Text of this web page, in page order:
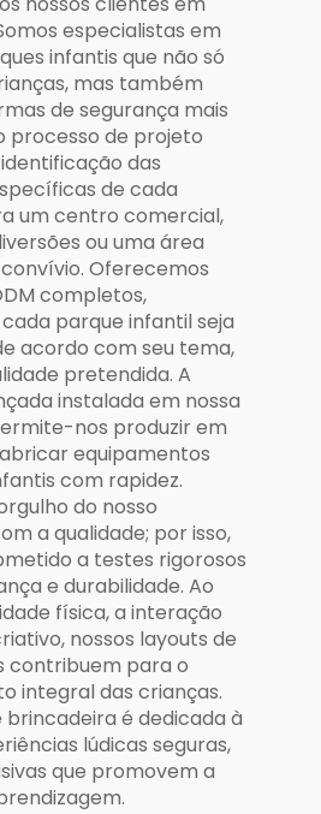
especialistas em
infantis que não só
mas também
de segurança mais
processo de projeto
das
de cada
um centro comercial,
ou uma área
Oferecemos
completos,
parque infantil seja
acordo com seu tema,
pretendida. A
instalada em nossa
nos produzir em
equipamentos
com rapidez.
do nosso
a qualidade; por isso,
a testes rigorosos
e durabilidade. Ao
física, a interação
nossos layouts de
contribuem para o
integral das crianças.
brincadeira é dedicada à
lúdicas seguras,
que promovem a